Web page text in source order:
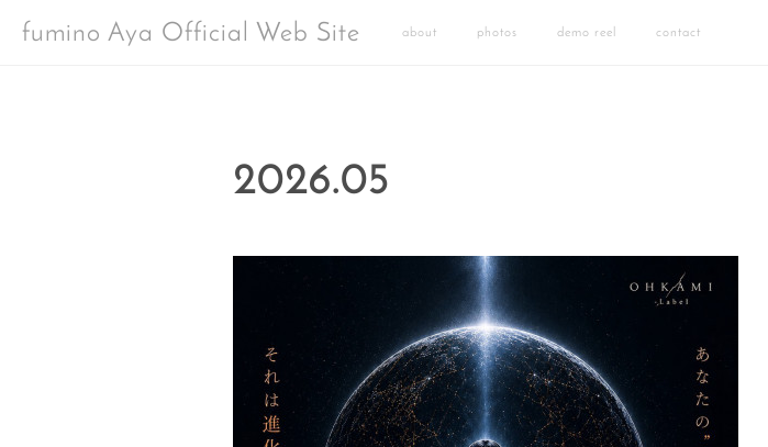
fumino Aya Official Web Site about photos demo reel contact
2026.05